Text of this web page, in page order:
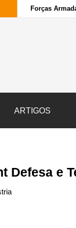
Forças
ARTIGOS
Defesa e